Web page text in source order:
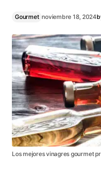
Gourmet noviembre 18, 2024
Los mejores vinagres gourmet